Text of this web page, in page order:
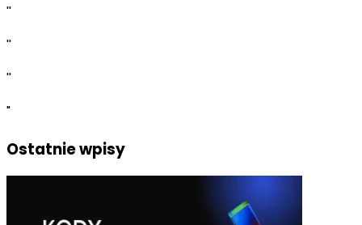
''
''
''
"
Ostatnie wpisy